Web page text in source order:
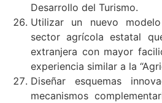
Desarrollo del Turismo.
Utilizar un nuevo
sector agrícola estatal
extranjera con mayor
experiencia similar a la
Diseñar esquemas
mecanismos